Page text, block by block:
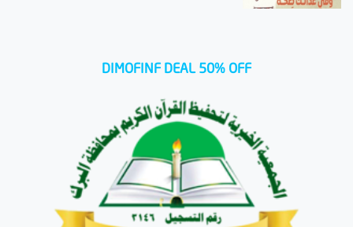
DIMOFINF DEAL 50% OFF